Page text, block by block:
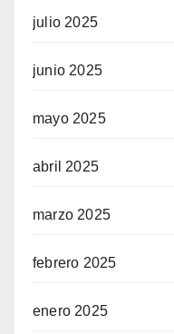
julio 2025
junio 2025
mayo 2025
abril 2025
marzo 2025
febrero 2025
enero 2025